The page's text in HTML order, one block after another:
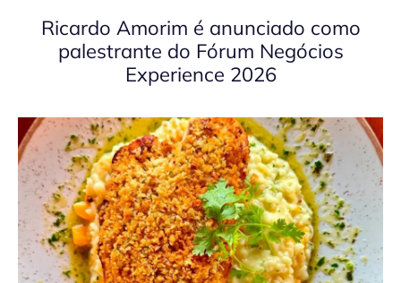
Ricardo Amorim é anunciado como
palestrante do Fórum Negócios
Experience 2026